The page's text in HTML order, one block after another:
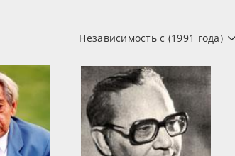
Независимость с (1991 года)